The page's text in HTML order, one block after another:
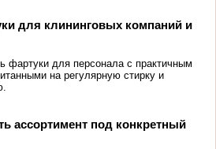
для клининговых компаний и
фартуки для персонала с практичным
на регулярную стирку и
ассортимент под конкретный